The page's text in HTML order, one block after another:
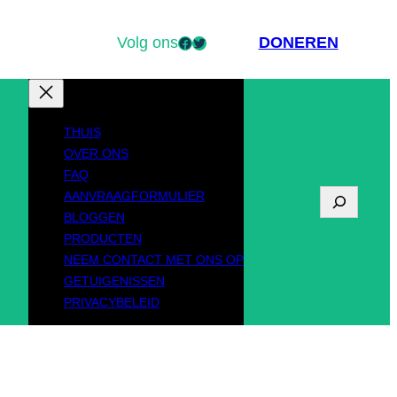
Volg onsFacebook Twitter DONEREN
THUIS
OVER ONS
FAQ
AANVRAAGFORMULIER
BLOGGEN
PRODUCTEN
NEEM CONTACT MET ONS OP
GETUIGENISSEN
PRIVACYBELEID
o